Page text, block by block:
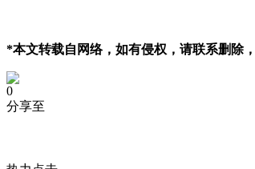
*本文转载自网络，如有侵权，请联系删除
0
分享至